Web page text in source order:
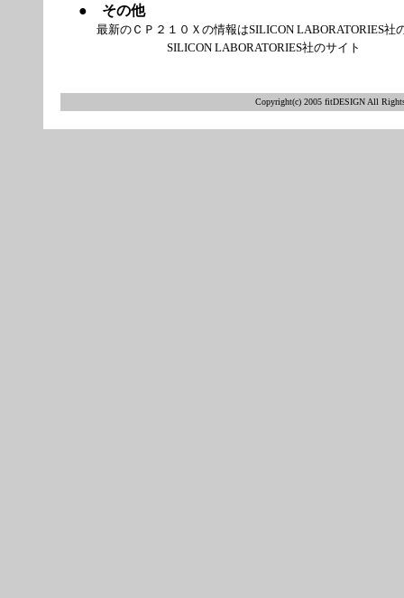
● その他
最新のＣＰ２１０Ｘの情報はSILICON LABORATORIES
SILICON LABORATORIES社のサ
Copyright(c) 2005 fitDESIGN All